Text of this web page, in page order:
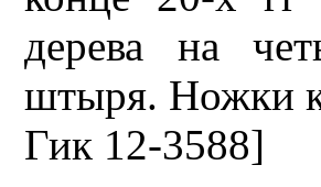
дерева на
штыря. Ножки
Гик 12-3588]